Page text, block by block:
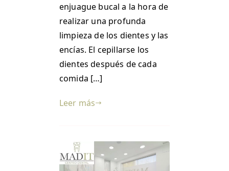
enjuague bucal a la hora de
realizar una profunda
limpieza de los dientes y las
encías. El cepillarse los
dientes después de cada
comida […]
Leer más